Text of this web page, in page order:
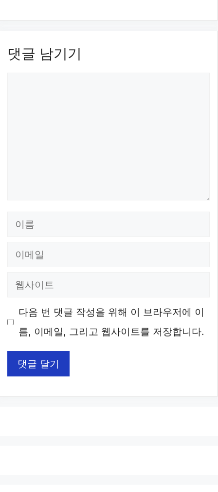
댓글 남기기
이
이
웹
이
다음 번 댓글 작성을 위해 이 브라우저에 이
름, 이메일, 그리고 웹사이트를 저장합니다.